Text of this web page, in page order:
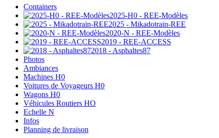
Containers
2025-H0 - REE-Modèles
2025 - Mikadotrain-REE
2020-N - REE-Modèles
2019 - REE-ACCESS
2018 - Asphaltes87
Photos
Ambiances
Machines H0
Voitures de Voyageurs H0
Wagons H0
Véhicules Routiers HO
Echelle N
Infos
Planning de livraison